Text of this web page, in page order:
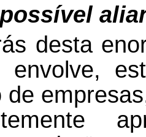
desta
envolve,
de